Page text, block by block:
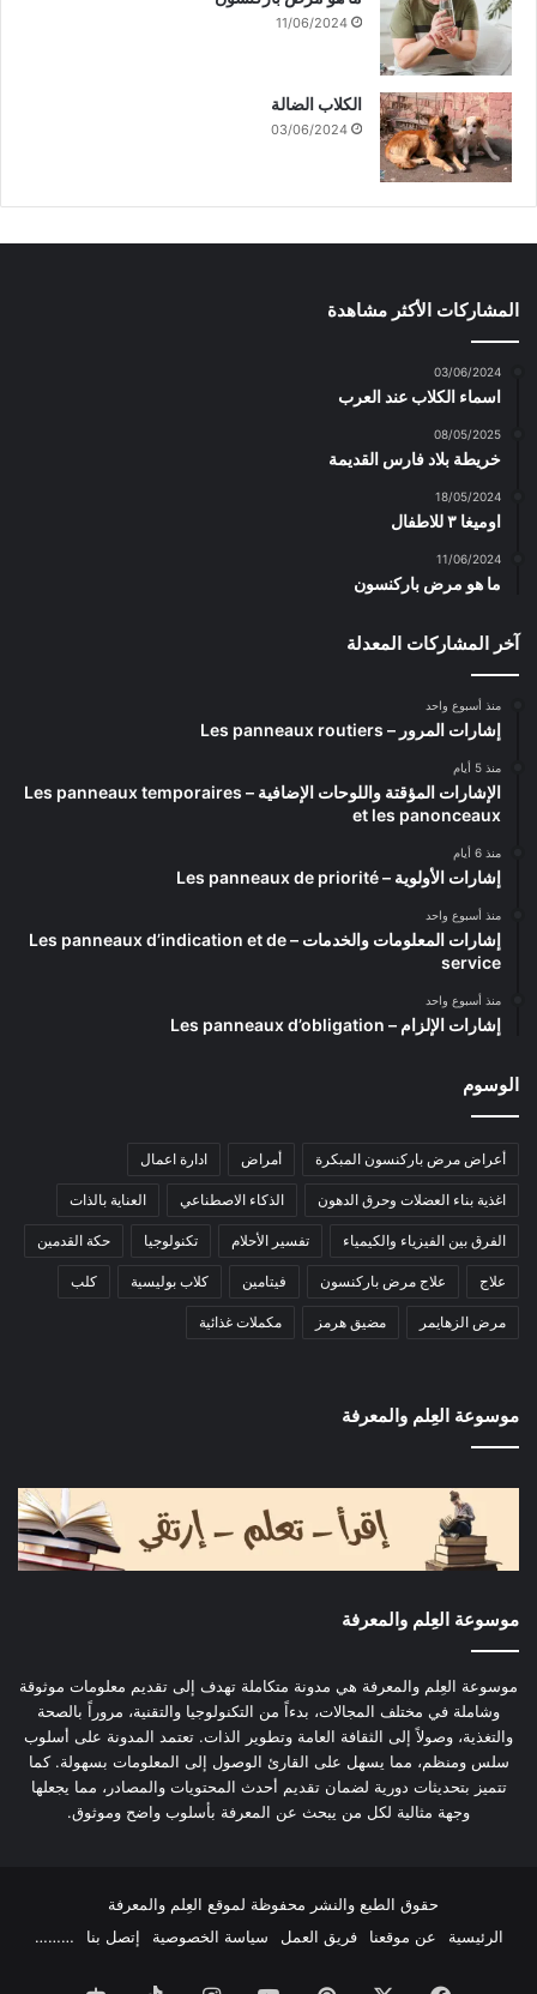
11/06/2024
الكلاب الضالة
03/06/2024
المشاركات الأكثر مشاهدة
03/06/2024
اسماء الكلاب عند العرب
08/05/2025
خريطة بلاد فارس القديمة
18/05/2024
اوميغا ٣ للاطفال
11/06/2024
ما هو مرض باركنسون
آخر المشاركات المعدلة
منذ أسبوع واحد
إشارات المرور – Les panneaux routiers
منذ 5 أيام
الإشارات المؤقتة واللوحات الإضافية – Les panneaux temporaires
et les panonceaux
منذ 6 أيام
إشارات الأولوية – Les panneaux de priorité
منذ أسبوع واحد
إشارات المعلومات والخدمات – Les panneaux d’indication et de
service
منذ أسبوع واحد
إشارات الإلزام – Les panneaux d’obligation
الوسوم
أعراض مرض باركنسون المبكرة أمراض ادارة اعمال
اغذية بناء العضلات وحرق الدهون الذكاء الاصطناعي العناية بالذات
الفرق بين الفيزياء والكيمياء تفسير الأحلام تكنولوجيا حكة القدمين
علاج علاج مرض باركنسون فيتامين كلاب بوليسية كلب
مرض الزهايمر مضيق هرمز مكملات غذائية
موسوعة العِلم والمعرفة
موسوعة العِلم والمعرفة
موسوعة العِلم والمعرفة هي مدونة متكاملة تهدف إلى تقديم معلومات موثوقة
وشاملة في مختلف المجالات، بدءاً من التكنولوجيا والتقنية، مروراً بالصحة
والتغذية، وصولاً إلى الثقافة العامة وتطوير الذات. تعتمد المدونة على أسلوب
سلس ومنظم، مما يسهل على القارئ الوصول إلى المعلومات بسهولة. كما
تتميز بتحديثات دورية لضمان تقديم أحدث المحتويات والمصادر، مما يجعلها
وجهة مثالية لكل من يبحث عن المعرفة بأسلوب واضح وموثوق.
حقوق الطبع والنشر محفوظة لموقع العِلم والمعرفة
الرئيسية
عن موقعنا فريق العمل سياسة الخصوصية إتصل بنا ………